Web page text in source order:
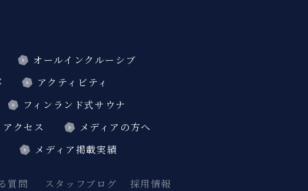
オールインクルーシブ
アクティビティ
フィンランド式サウナ
アクセス
メディアの方へ
メディア掲載実績
質問 スタッフブログ 採用情報